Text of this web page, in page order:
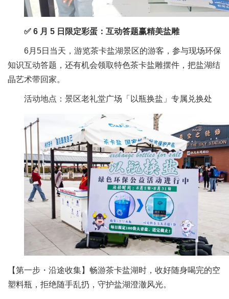
✅ 6 月 5 日限定彩蛋：互动答题赢精美盐雕
6月5日当天，游览茶卡盐湖景区的游客，参与现场环保
知识互动答题，还有机会领取特色茶卡盐雕摆件，把盐湖结
晶艺术带回家。
活动地点：景区老礼堂广场「以瓶换盐」专属兑换处
【第一步・沿途收集】畅游茶卡盐湖时，收好随身喝完的空
塑料瓶，拒绝随手乱扔，守护盐湖澄澈风光。